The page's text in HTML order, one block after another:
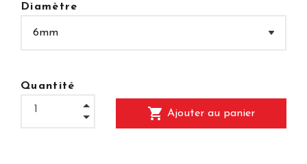
Diamètre
Quantité
shopping_cart Ajouter au panier